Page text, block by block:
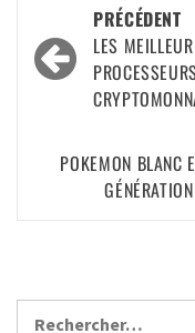
PRÉCÉDENT
LES
POKEMON BLANC